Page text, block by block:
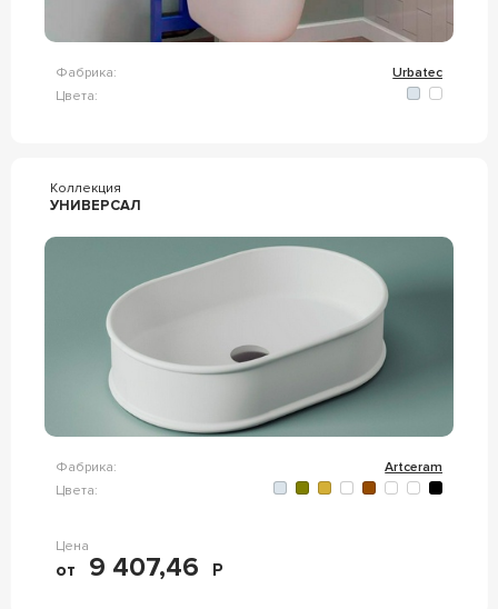
Фабрика:
Urbatec
Цвета:
Коллекция
УНИВЕРСАЛ
Фабрика:
Artceram
Цвета:
Цена
от 9 407,46 Р